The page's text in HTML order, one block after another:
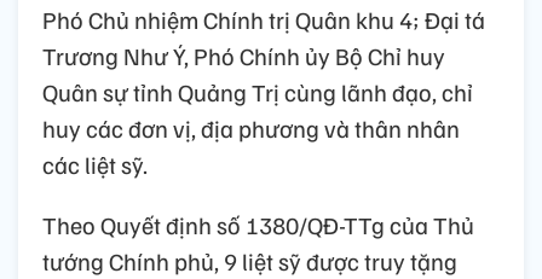
Phó Chủ nhiệm Chính trị Quân khu 4; Đại tá
Trương Như Ý, Phó Chính ủy Bộ Chỉ huy
Quân sự tỉnh Quảng Trị cùng lãnh đạo, chỉ
huy các đơn vị, địa phương và thân nhân
các liệt sỹ.
Theo Quyết định số 1380/QĐ-TTg của Thủ
tướng Chính phủ, 9 liệt sỹ được truy tặng